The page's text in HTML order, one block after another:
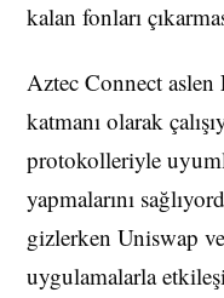
kalan fonları
Aztec Connect
katmanı olarak
protokolleriyle
yapmalarını
gizlerken Uniswap
uygulamalarla